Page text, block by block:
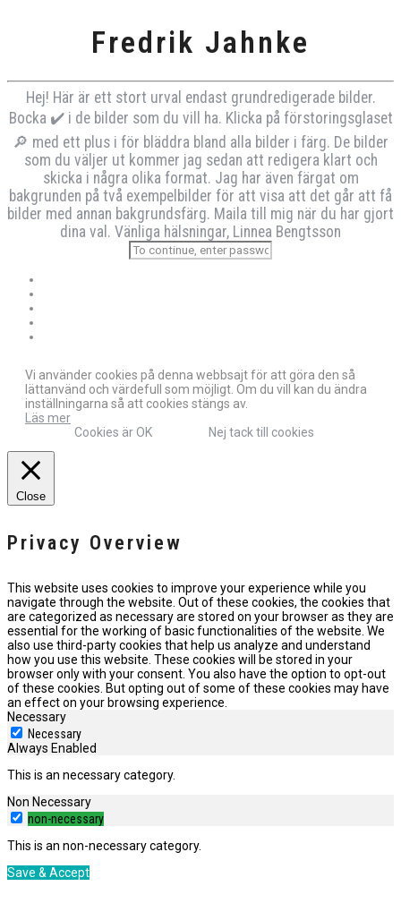
Fredrik Jahnke
Hej! Här är ett stort urval endast grundredigerade bilder.
Bocka ✔️ i de bilder som du vill ha. Klicka på förstoringsglaset
🔎 med ett plus i för bläddra bland alla bilder i färg. De bilder
som du väljer ut kommer jag sedan att redigera klart och
skicka i några olika format. Jag har även färgat om
bakgrunden på två exempelbilder för att visa att det går att få
bilder med annan bakgrundsfärg. Maila till mig när du har gjort
dina val. Vänliga hälsningar, Linnea Bengtsson
Vi använder cookies på denna webbsajt för att göra den så
lättanvänd och värdefull som möjligt. Om du vill kan du ändra
inställningarna så att cookies stängs av.
Läs mer
Cookies är OK
Nej tack till cookies
Close
Privacy Overview
This website uses cookies to improve your experience while you
navigate through the website. Out of these cookies, the cookies that
are categorized as necessary are stored on your browser as they are
essential for the working of basic functionalities of the website. We
also use third-party cookies that help us analyze and understand
how you use this website. These cookies will be stored in your
browser only with your consent. You also have the option to opt-out
of these cookies. But opting out of some of these cookies may have
an effect on your browsing experience.
Necessary
Necessary
Always Enabled
This is an necessary category.
Non Necessary
non-necessary
This is an non-necessary category.
Save & Accept